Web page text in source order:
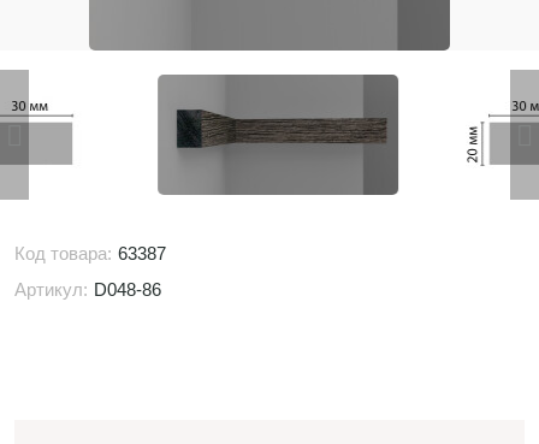
Код товара: 63387
Артикул: D048-86